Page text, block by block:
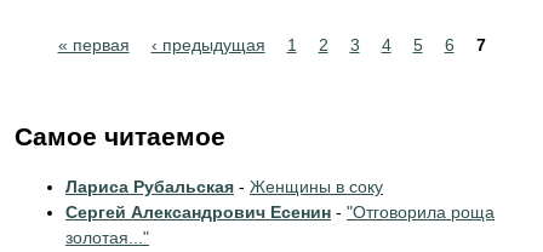
Pages« первая ‹ предыдущая 1 2 3 4 5 6 7
Самое читаемое
Лариса Рубальская - Женщины в соку
Сергей Александрович Есенин - "Отговорила роща
золотая..."